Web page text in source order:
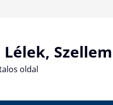
Lélek, Szellem
oldal